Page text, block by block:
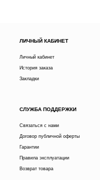
ЛИЧНЫЙ КАБИНЕТ
Личный кабинет
История заказа
Закладки
СЛУЖБА ПОДДЕРЖКИ
Связаться с нами
Договор публичной оферты
Гарантии
Правила эксплуатации
Возврат товара